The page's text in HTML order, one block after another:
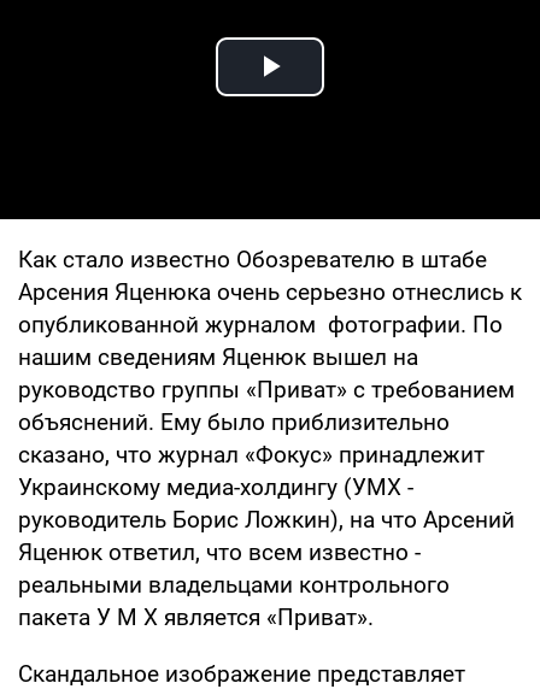
Play Video
Как стало известно Обозревателю в штабе
Арсения Яценюка очень серьезно отнеслись к
опубликованной журналом фотографии. По
нашим сведениям Яценюк вышел на
руководство группы «Приват» с требованием
объяснений. Ему было приблизительно
сказано, что журнал «Фокус» принадлежит
Украинскому медиа-холдингу (УМХ -
руководитель Борис Ложкин), на что Арсений
Яценюк ответил, что всем известно -
реальными владельцами контрольного
пакета У М Х является «Приват».
Скандальное изображение представляет